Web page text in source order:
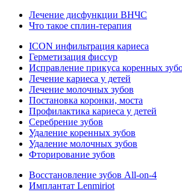
Лечение дисфункции ВНЧС
Что такое сплин-терапия
ICON инфильтрация кариеса
Герметизация фиссур
Исправление прикуса коренных
Лечение кариеса у детей
Лечение молочных зубов
Постановка коронки, моста
Профилактика кариеса у детей
Серебрение зубов
Удаление коренных зубов
Удаление молочных зубов
Фторирование зубов
Восстановление зубов All‑on‑4
Имплантат Lenmiriot